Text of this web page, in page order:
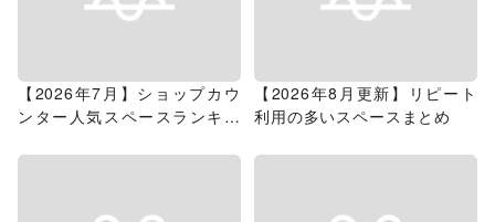
【2026年7月】ショップカウ
ンター人気スペースランキン
【2026年8月更新】リピート
利用の多いスペースまとめ